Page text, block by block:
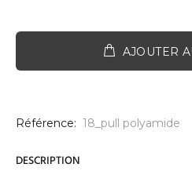
AJOUTER
Référence: 18_pull polyamide
DESCRIPTION